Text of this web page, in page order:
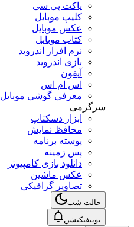
پاکت پی سی
کلیپ موبایل
عکس موبایل
کتاب موبایل
نرم افزار اندروید
بازی اندروید
آیفون
اس ام اس
معرفی گوشی موبایل
سرگرمی
ابزار دسکتاپ
محافظ نمایش
پوسته برنامه
پس زمینه
دانلود بازی کامپیوتر
عکس ماشین
تصاویر گرافیکی
حالت شب
نوتیفیکیشن